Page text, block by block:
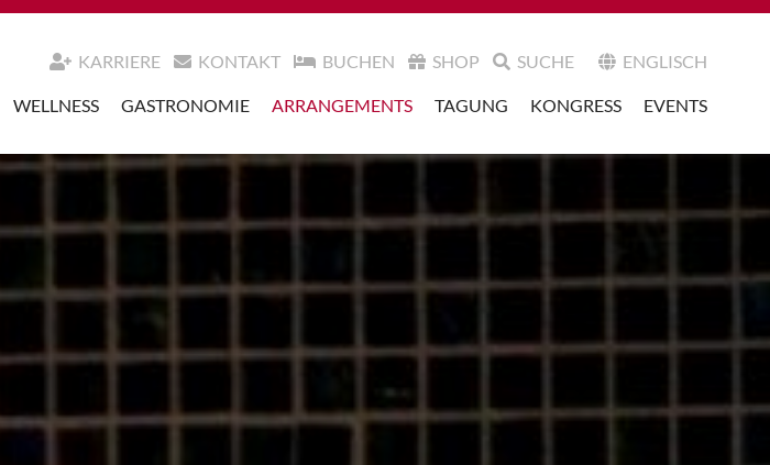
KARRIERE KONTAKT BUCHEN SHOP SUCHE ENGLISCH
WELLNESS GASTRONOMIE ARRANGEMENTS TAGUNG KONGRESS EVENTS